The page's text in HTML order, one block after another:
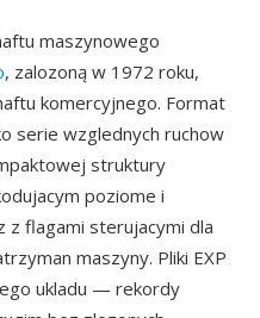
maszynowego
, zalozoną w 1972 roku,
komercyjnego. Format
serie wzglednych ruchow
struktury
poziome i
z flagami sterujacymi dla
maszyny. Pliki EXP
ukladu — rekordy